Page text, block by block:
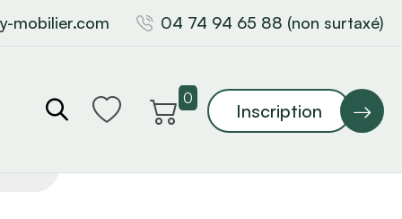
mobilier.com 04 74 94 65 88 (non surtaxé)
0
Inscription